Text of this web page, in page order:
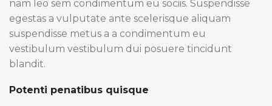
nam leo sem condimentum eu sociis. Suspendisse
egestas a vulputate ante scelerisque aliquam
suspendisse metus a a condimentum eu
vestibulum vestibulum dui posuere tincidunt
blandit.
Potenti penatibus quisque